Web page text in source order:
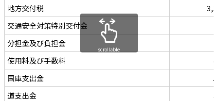
地方交付税
交通安全対策特別交付金
分担金及び負担金
使用料及び手数料
国庫支出金
道支出金
scrollable